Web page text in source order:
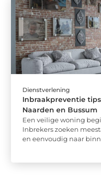
Dienstverlening
Inbraakpreventie
Naarden en Bussum
Een veilige woning
Inbrekers zoeken
en eenvoudig naar